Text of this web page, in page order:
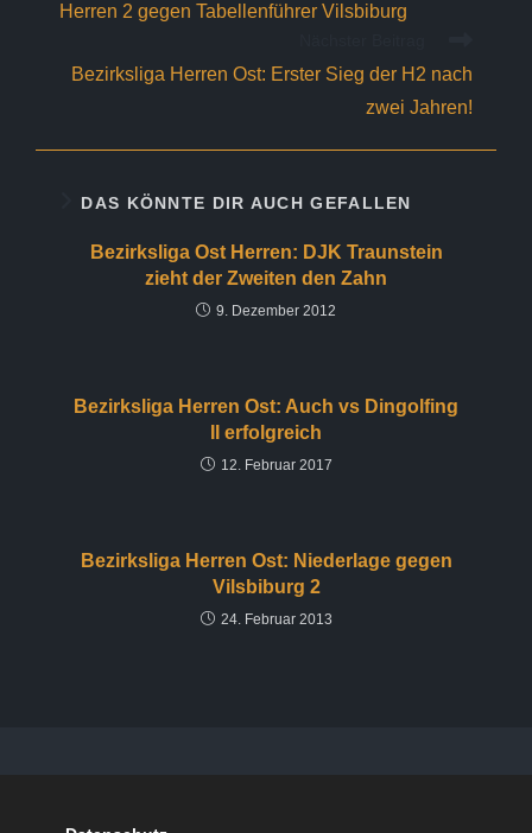
ansehen
Herren 2 gegen Tabellenführer Vilsbiburg
Bezirksliga Herren Ost: Erster Sieg der H2 nach
zwei Jahren!
DAS KÖNNTE DIR AUCH GEFALLEN
Bezirksliga Ost Herren: DJK Traunstein
zieht der Zweiten den Zahn
9. Dezember 2012
Bezirksliga Herren Ost: Auch vs Dingolfing
II erfolgreich
12. Februar 2017
Bezirksliga Herren Ost: Niederlage gegen
Vilsbiburg 2
24. Februar 2013